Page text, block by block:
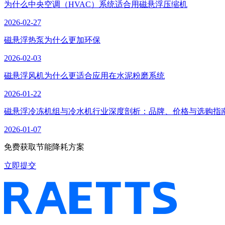
为什么中央空调（HVAC）系统适合用磁悬浮压缩机
2026-02-27
磁悬浮热泵为什么更加环保
2026-02-03
磁悬浮风机为什么更适合应用在水泥粉磨系统
2026-01-22
磁悬浮冷冻机组与冷水机行业深度剖析：品牌、价格与选购指
2026-01-07
免费获取节能降耗方案
立即提交